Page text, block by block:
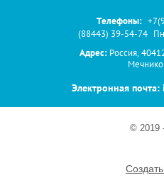
Телефоны:
(88443) 39-54-74
Адрес: Россия,
Электронная
© 2019